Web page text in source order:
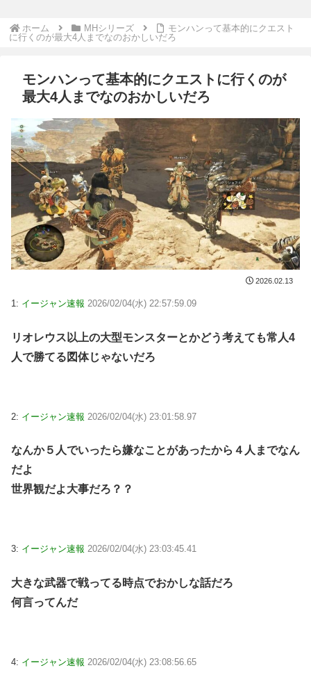
ホーム MHシリーズ
モンハンって基本的にクエスト
に行くのが最大4人までなのおかしいだろ
モンハンって基本的にクエストに行くのが
最大4人までなのおかしいだろ
2026.02.13
1: イージャン速報 2026/02/04(水) 22:57:59.09
リオレウス以上の大型モンスターとかどう考えても常人4
人で勝てる図体じゃないだろ
2: イージャン速報 2026/02/04(水) 23:01:58.97
なんか５人でいったら嫌なことがあったから４人までなん
だよ
世界観だよ大事だろ？？
3: イージャン速報 2026/02/04(水) 23:03:45.41
大きな武器で戦ってる時点でおかしな話だろ
何言ってんだ
4: イージャン速報 2026/02/04(水) 23:08:56.65